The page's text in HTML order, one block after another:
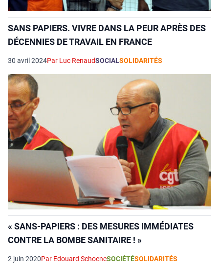
SANS PAPIERS. VIVRE DANS LA PEUR APRÈS DES
DÉCENNIES DE TRAVAIL EN FRANCE
30 avril 2024Par Luc RenaudSOCIALSOLIDARITÉS
« SANS-PAPIERS : DES MESURES IMMÉDIATES
CONTRE LA BOMBE SANITAIRE ! »
2 juin 2020Par Edouard SchoeneSOCIÉTÉSOLIDARITÉS